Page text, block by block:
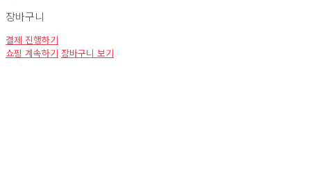
장바구니
결제 진행하기
쇼핑 계속하기 장바구니 보기